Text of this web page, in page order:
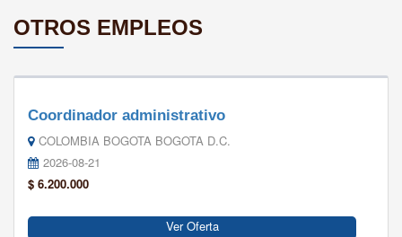
OTROS EMPLEOS
Coordinador administrativo
COLOMBIA BOGOTA BOGOTA D.C.
2026-08-21
$ 6.200.000
Ver Oferta